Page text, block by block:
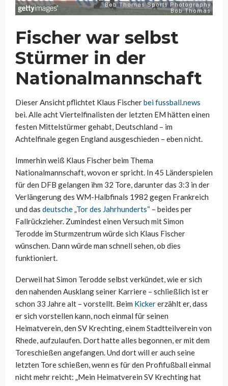
Fischer war selbst
Stürmer in der
Nationalmannschaft
Dieser Ansicht pflichtet Klaus Fischerbei fussball.news
bei. Alle acht Viertelfinalisten der letzten EM hätten einen
festen Mittelstürmer gehabt, Deutschland – im
Achtelfinale gegen England ausgeschieden – eben nicht.
Immerhin weiß Klaus Fischer beim Thema
Nationalmannschaft, wovon er spricht. In 45 Länderspielen
für den DFB gelangen ihm 32 Tore, darunter das 3:3 in der
Verlängerung des WM-Halbfinals 1982 gegen Frankreich
und das deutsche „Tor des Jahrhunderts“ – beides per
Fallrückzieher. Zumindest einen Versuch mit Simon
Terodde im Sturmzentrum würde sich Klaus Fischer
wünschen. Dann würde man schnell sehen, ob dies
funktioniert.
Derweil hat Simon Terodde selbst verkündet, wie er sich
den nahenden Ausklang seiner Karriere – schließlich ist er
schon 33 Jahre alt – vorstellt. Beim Kickererzählt er, dass
er sich vorstellen kann, noch einmal für seinen
Heimatverein, den SV Krechting, einem Stadtteilverein von
Rhede, aufzulaufen. Dort hatte alles begonnen, er mit dem
Toreschießen angefangen. Und dort will er auch seine
letzten Tore schießen, wenn es für den Profifußball einmal
nicht mehr reicht: „Mein Heimatverein SV Krechting hat